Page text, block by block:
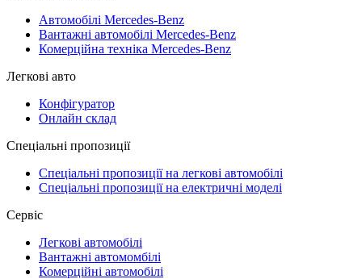
Автомобілі Mercedes-Benz
Вантажні автомобілі Mercedes-Benz
Комерційна техніка Mercedes-Benz
Легкові авто
Конфігуратор
Онлайн склад
Спеціальні пропозиції
Спеціальні пропозиції на легкові автомобілі
Спеціальні пропозиції на електричні моделі
Сервіс
Легкові автомобілі
Вантажні автомомбілі
Комерційні автомобілі